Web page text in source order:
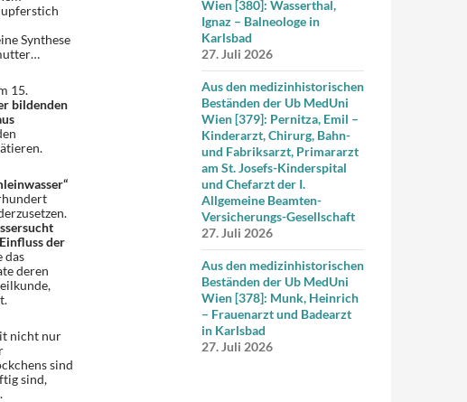
Synthese
15.
bildenden
der
das
deren
nicht nur
sind
sind,
Wien [380]: Wasserthal,
Ignaz – Balneologe in
Karlsbad
27. Juli 2026
Aus den medizinhistorischen
Beständen der Ub MedUni
Wien [379]: Pernitza, Emil –
Kinderarzt, Chirurg, Bahn-
und Fabriksarzt, Primararzt
am St. Josefs-Kinderspital
und Chefarzt der I.
Allgemeine Beamten-
Versicherungs-Gesellschaft
27. Juli 2026
Aus den medizinhistorischen
Beständen der Ub MedUni
Wien [378]: Munk, Heinrich
– Frauenarzt und Badearzt
in Karlsbad
27. Juli 2026